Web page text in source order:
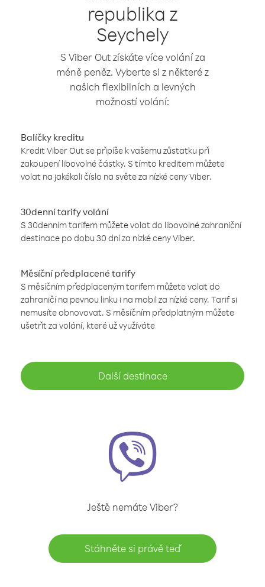
republika z
Seychely
S Viber Out získáte více volání za
méně peněz. Vyberte si z některé z
našich flexibilních a levných
možností volání:
Balíčky kreditu
Kredit Viber Out se připíše k vašemu zůstatku při
zakoupení libovolné částky. S tímto kreditem můžete
volat na jakékoli číslo na světe za nízké ceny Viber.
30denní tarify volání
S 30denním tarifem můžete volat do libovolné zahraniční
destinace po dobu 30 dní za nízké ceny Viber.
Měsíční předplacené tarify
S měsíčním předplaceným tarifem můžete volat do
zahraničí na pevnou linku i na mobil za nízké ceny. Tarif si
nemusíte obnovovat. S měsíčním předplatným můžete
ušetřit za volání, které už využíváte
Další destinace
Ještě nemáte Viber?
Stáhněte si právě teď